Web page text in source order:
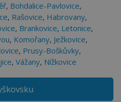
, Bohdalice-Pavlovice,
, Rašovice, Habrovany,
, Brankovice, Letonice,
, Komořany, Ježkovice,
, Prusy-Boškůvky,
, Vážany, Nížkovice